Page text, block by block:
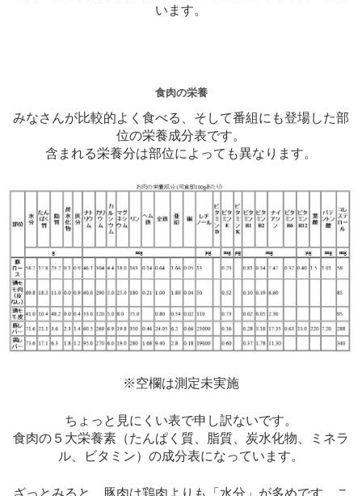
います。
食肉の栄養
みなさんが比較的よく食べる、そして番組にも登場した部
位の栄養成分表です。
含まれる栄養分は部位によっても異なります。
※空欄は測定未実施
ちょっと見にくい表で申し訳ないです。
食肉の５大栄養素（たんぱく質、脂質、炭水化物、ミネラ
ル、ビタミン）の成分表になっています。